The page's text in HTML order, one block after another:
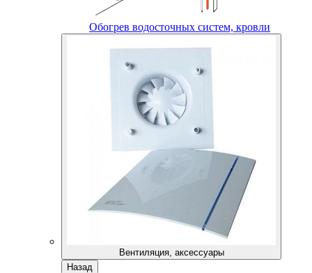
Обогрев водосточных систем, кровли
Вентиляция, аксессуары
Назад